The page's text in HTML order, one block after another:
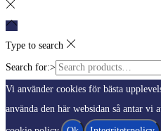
Type to search
Search for:>
Vi använder cookies för bästa
använda den här websidan så antar vi